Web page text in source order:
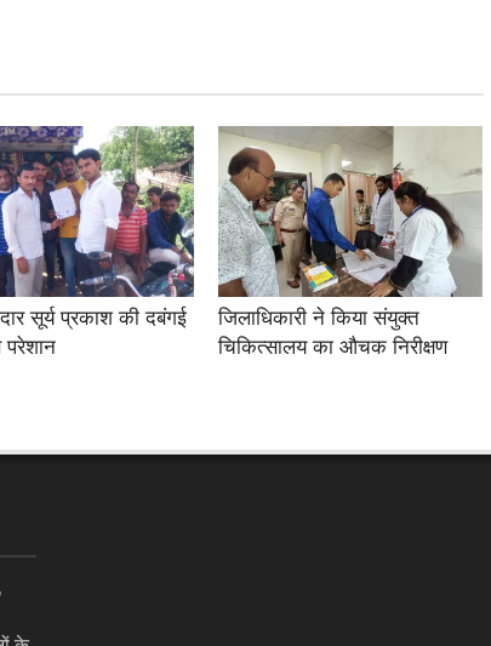
सूर्य प्रकाश की दबंगई
परेशान
जिलाधिकारी ने किया संयुक्त
चिकित्सालय का औचक निरीक्षण